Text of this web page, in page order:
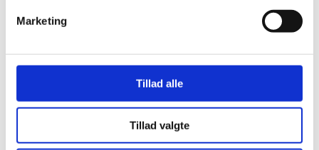
Marketing
Tillad alle
Tillad valgte
rummeligt og moderne.
komplekst og særpræget projekt, der
storstilede løsninger blandt andet i
forbindelse med funderingen af et nyt
dæk, hvor der er blevet indhentet pæle